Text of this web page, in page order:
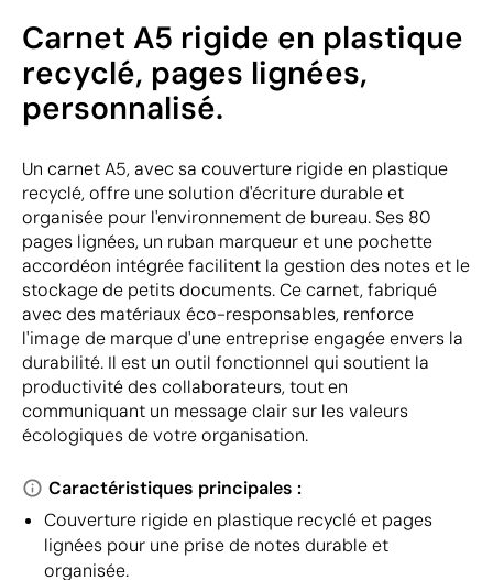
Carnet A5 rigide en plastique
recyclé, pages lignées,
personnalisé.
Un carnet A5, avec sa couverture rigide en plastique
recyclé, offre une solution d'écriture durable et
organisée pour l'environnement de bureau. Ses 80
pages lignées, un ruban marqueur et une pochette
accordéon intégrée facilitent la gestion des notes et le
stockage de petits documents. Ce carnet, fabriqué
avec des matériaux éco-responsables, renforce
l'image de marque d'une entreprise engagée envers la
durabilité. Il est un outil fonctionnel qui soutient la
productivité des collaborateurs, tout en
communiquant un message clair sur les valeurs
écologiques de votre organisation.
Caractéristiques principales :
Couverture rigide en plastique recyclé et pages
lignées pour une prise de notes durable et
organisée.